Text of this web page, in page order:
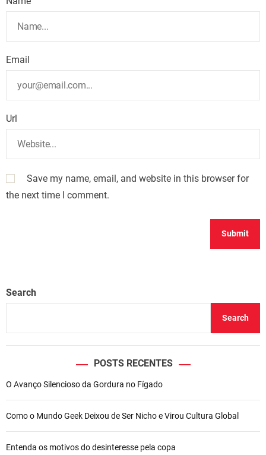
Email
Url
Save my name, email, and website in this browser for
the next time I comment.
Search
Search
POSTS RECENTES
O Avanço Silencioso da Gordura no Fígado
Como o Mundo Geek Deixou de Ser Nicho e Virou Cultura Global
Entenda os motivos do desinteresse pela copa